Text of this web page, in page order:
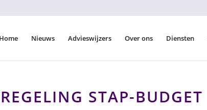
Home Nieuws Advieswijzers Over ons Diensten
STAP-BUDGET